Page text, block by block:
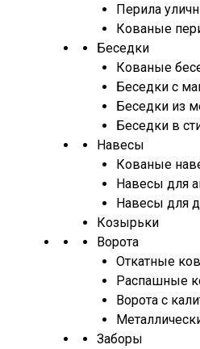
Перила
Кованые
Беседки
Кованые
Беседки с
Беседки из
Беседки в
Навесы
Кованые
Навесы для
Навесы для
Козырьки
Ворота
Откатные
Распашные
Ворота с
Заборы